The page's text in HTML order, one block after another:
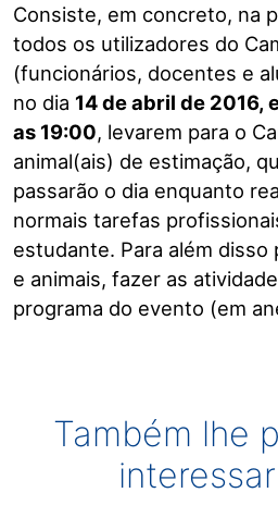
Consiste, em concreto, na
todos os utilizadores do
(funcionários, docentes e
no dia 14 de abril de 2016,
as 19:00, levarem para o
animal(ais) de estimação,
passarão o dia enquanto
normais tarefas
estudante. Para além
e animais, fazer as
programa do evento (em
Também lhe
interessar